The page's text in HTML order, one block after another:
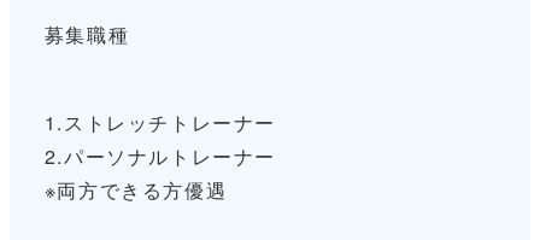
募集職種
1.ストレッチトレーナー
2.パーソナルトレーナー
※両方できる方優遇